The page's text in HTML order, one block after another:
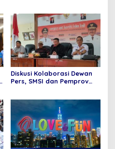
Diskusi Kolaborasi Dewan
Pers, SMSI dan Pemprov
Kemasan Baru